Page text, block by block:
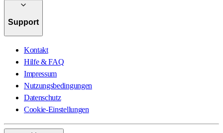
Support
Kontakt
Hilfe & FAQ
Impressum
Nutzungsbedingungen
Datenschutz
Cookie-Einstellungen